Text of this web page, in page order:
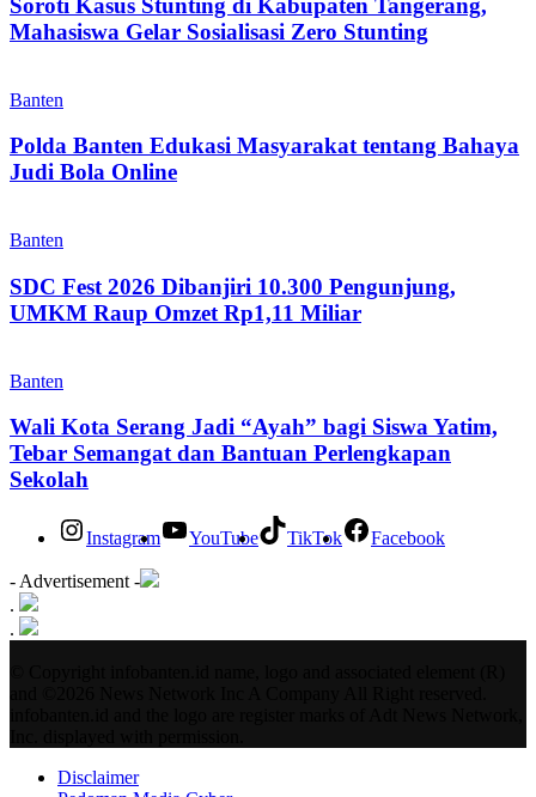
Soroti Kasus Stunting di Kabupaten Tangerang,
Mahasiswa Gelar Sosialisasi Zero Stunting
Banten
Polda Banten Edukasi Masyarakat tentang Bahaya
Judi Bola Online
Banten
SDC Fest 2026 Dibanjiri 10.300 Pengunjung,
UMKM Raup Omzet Rp1,11 Miliar
Banten
Wali Kota Serang Jadi “Ayah” bagi Siswa Yatim,
Tebar Semangat dan Bantuan Perlengkapan
Sekolah
Instagram YouTube TikTok Facebook
- Advertisement -
.
.
Disclaimer